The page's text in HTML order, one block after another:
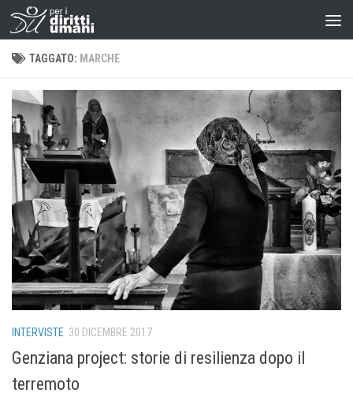
TAGGATO: MARCHE
INTERVISTE 30 DICEMBRE 2017
Genziana project: storie di resilienza dopo il
terremoto